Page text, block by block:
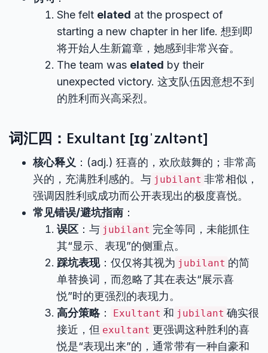
She felt elated at the prospect of
starting a new chapter in her life. 想到即
将开始人生新篇章，她感到非常兴奋。
The team was elated by their
unexpected victory. 这支队伍因意想不到
的胜利而兴高采烈。
词汇四：Exultant [ɪɡˈzʌltənt]
核心释义 ：(adj.) 狂喜的，欢欣鼓舞的；非常高
兴的，充满胜利感的。与 jubilant 非常相似，
强调因胜利或成功而公开表现出的极度喜悦。
常见错误/避坑指南 ：
误区 ：与 jubilant 完全等同，未能抓住
其“显示、表现”的侧重点。
踩坑表现：仅仅将其视为 jubilant 的简
单替换词，而忽略了其在表达“展示喜
悦”时的更强烈的表现力。
高分策略 ： Exultant 和 jubilant 确实很
接近，但 exultant 更强调这种胜利的喜
悦是“表现出来”的，通常带有一种自豪和